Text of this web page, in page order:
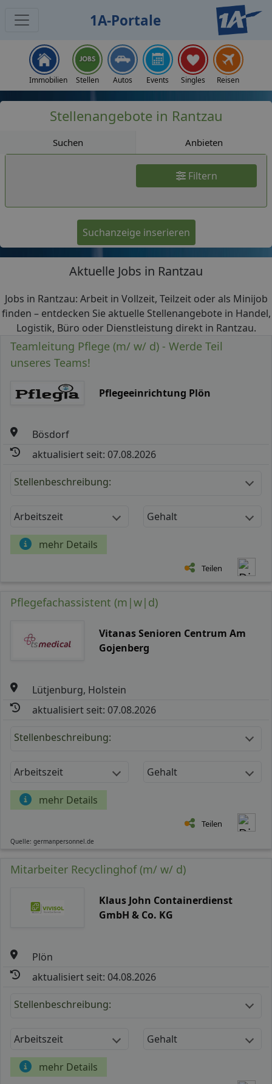
1A-Portale
Immobilien Stellen Autos Events Singles Reisen
Stellenangebote in Rantzau
Suchen Anbieten
Filtern
Suchanzeige inserieren
Aktuelle Jobs in Rantzau
Jobs in Rantzau: Arbeit in Vollzeit, Teilzeit oder als Minijob
finden – entdecken Sie aktuelle Stellenangebote in Handel,
Logistik, Büro oder Dienstleistung direkt in Rantzau.
Teamleitung Pflege (m/ w/ d) - Werde Teil
unseres Teams!
Pflegeeinrichtung Plön
Bösdorf
aktualisiert seit: 07.08.2026
Stellenbeschreibung:
Arbeitszeit Gehalt
mehr Details
Teilen
Pflegefachassistent (m|w|d)
Vitanas Senioren Centrum Am
Gojenberg
Lütjenburg, Holstein
aktualisiert seit: 07.08.2026
Stellenbeschreibung:
Arbeitszeit Gehalt
mehr Details
Teilen
Quelle: germanpersonnel.de
Mitarbeiter Recyclinghof (m/ w/ d)
Klaus John Containerdienst
GmbH & Co. KG
Plön
aktualisiert seit: 04.08.2026
Stellenbeschreibung:
Arbeitszeit Gehalt
mehr Details